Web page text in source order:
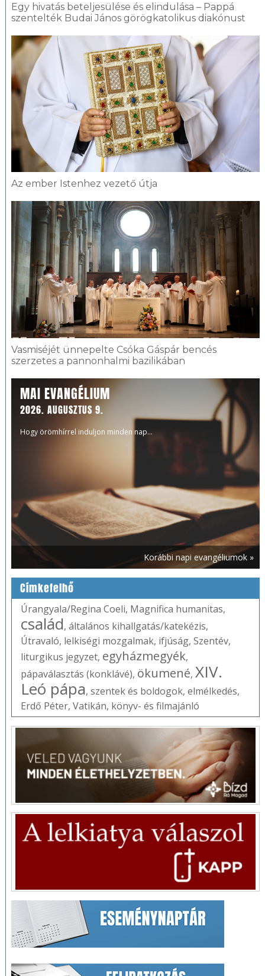
Egy hivatás beteljesülése és elindulása – Pappá
szentelték Budai János görögkatolikus diakónust
Az ember Istenhez vezető útja
Vasmiséjét ünnepelte Csóka Gáspár bencés
szerzetes a pannonhalmi bazilikában
MAI EVANGÉLIUM
2026. AUGUSZTUS 9.
Hogy örömhírrel induljon minden nap...
Korábbi napi evangéliumok »
Címkefelhő
Úrangyala/Regina Coeli, Magnifica humanitas,
család, általános kihallgatás/katekézis,
Útravaló, lelkiségi mozgalmak, ifjúság, Szentév,
liturgikus jegyzet, egyházmegyék,
pápaválasztás (konklávé), ökumené, XIV.
Leó pápa, szentek és boldogok, elmélkedés,
Erdő Péter, Vatikán, könyv- és filmajánló